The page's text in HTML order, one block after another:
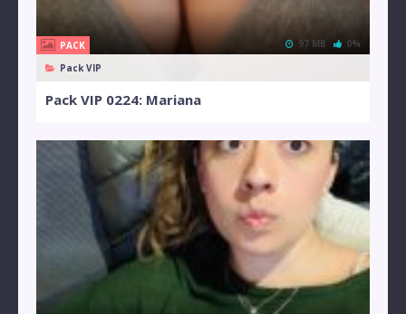
PACK
Pack VIP
97 MB 0%
Pack VIP 0224: Mariana